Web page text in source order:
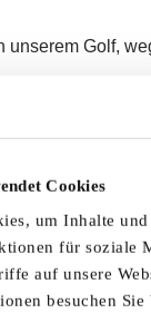
Cookies
um Inhalte
für soziale
auf unsere
besuchen Sie
unserem Golf,
dieses